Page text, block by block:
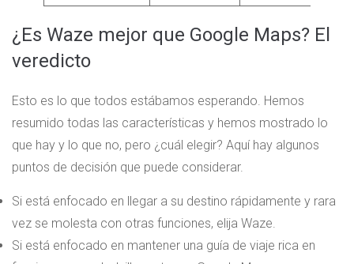
¿Es Waze mejor que Google Maps? El
veredicto
Esto es lo que todos estábamos esperando. Hemos
resumido todas las características y hemos mostrado lo
que hay y lo que no, pero ¿cuál elegir? Aquí hay algunos
puntos de decisión que puede considerar.
Si está enfocado en llegar a su destino rápidamente y rara
vez se molesta con otras funciones, elija Waze.
Si está enfocado en mantener una guía de viaje rica en